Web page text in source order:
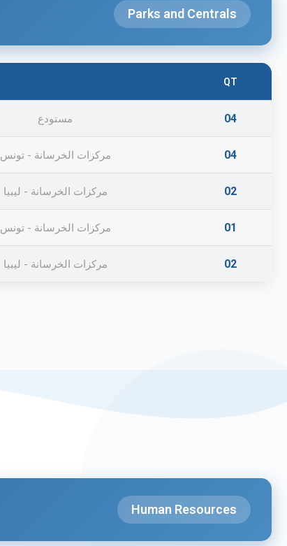
Parks and Centrals
QT
مستودع 04
مركزات الخرسانة - تونس 04
مركزات الخرسانة - ليبيا 02
مركزات الخرسانة - تونس 01
مركزات الخرسانة - ليبيا 02
Human Resources